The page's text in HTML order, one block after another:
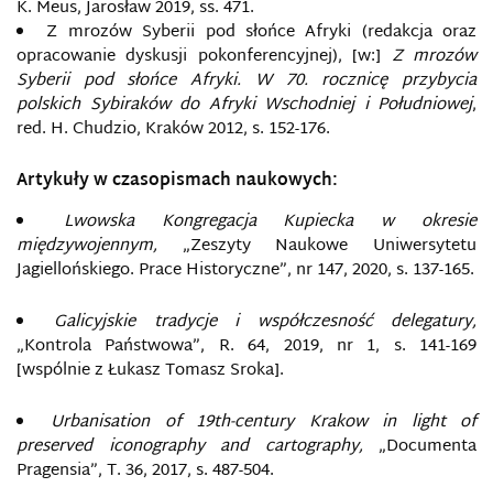
K. Meus, Jarosław 2019, ss. 471.
Z mrozów Syberii pod słońce Afryki (redakcja oraz
opracowanie dyskusji pokonferencyjnej), [w:] Z mrozów
Syberii pod słońce Afryki. W 70. rocznicę przybycia
polskich Sybiraków do Afryki Wschodniej i Południowej,
red. H. Chudzio, Kraków 2012, s. 152-176.
Artykuły w czasopismach naukowych:
Lwowska Kongregacja Kupiecka w okresie
międzywojennym, „Zeszyty Naukowe Uniwersytetu
Jagiellońskiego. Prace Historyczne”, nr 147, 2020, s. 137-165.
Galicyjskie tradycje i współczesność delegatury,
„Kontrola Państwowa”, R. 64, 2019, nr 1, s. 141-169
[wspólnie z Łukasz Tomasz Sroka].
Urbanisation of 19th-century Krakow in light of
preserved iconography and cartography, „Documenta
Pragensia”, T. 36, 2017, s. 487-504.